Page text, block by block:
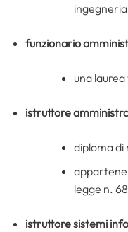
ingegneria
funzionario
una
istruttore
diploma
legge n.
istruttoresistemi